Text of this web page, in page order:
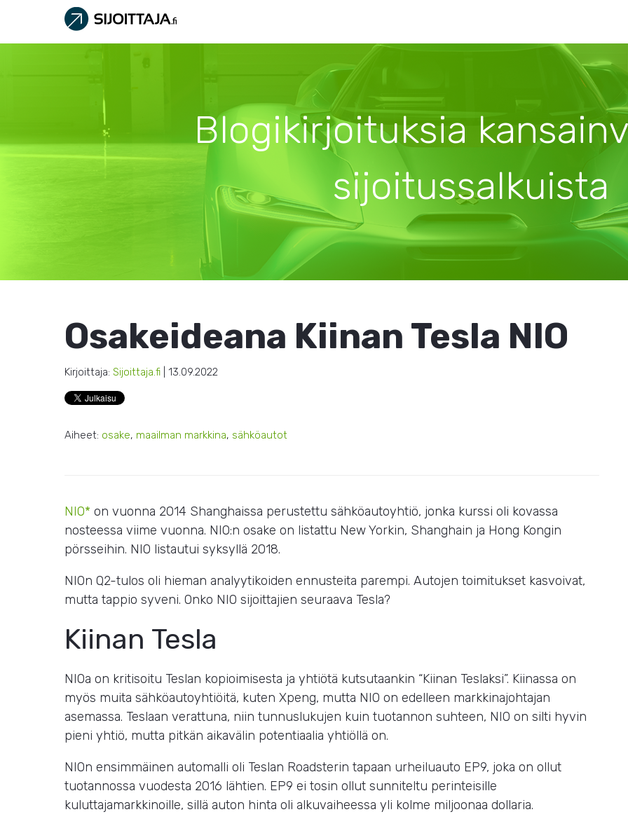
Blogikirjoituksia
sijoitussalkuista
Osakeideana Kiinan Tesla NIO
Kirjoittaja: Sijoittaja.fi | 13.09.2022
Aiheet: osake, maailman markkina, sähköautot
NIO* on vuonna 2014 Shanghaissa perustettu sähköautoyhtiö, jonka kurssi oli kovassa
nosteessa viime vuonna. NIO:n osake on listattu New Yorkin, Shanghain ja Hong Kongin
pörsseihin. NIO listautui syksyllä 2018.
NIOn Q2-tulos oli hieman analyytikoiden ennusteita parempi. Autojen toimitukset kasvoivat,
mutta tappio syveni. Onko NIO sijoittajien seuraava Tesla?
Kiinan Tesla
NIOa on kritisoitu Teslan kopioimisesta ja yhtiötä kutsutaankin “Kiinan Teslaksi”. Kiinassa on
myös muita sähköautoyhtiöitä, kuten Xpeng, mutta NIO on edelleen markkinajohtajan
asemassa. Teslaan verattuna, niin tunnuslukujen kuin tuotannon suhteen, NIO on silti hyvin
pieni yhtiö, mutta pitkän aikavälin potentiaalia yhtiöllä on.
NIOn ensimmäinen automalli oli Teslan Roadsterin tapaan urheiluauto EP9, joka on ollut
tuotannossa vuodesta 2016 lähtien. EP9 ei tosin ollut sunniteltu perinteisille
kuluttajamarkkinoille, sillä auton hinta oli alkuvaiheessa yli kolme miljoonaa dollaria.